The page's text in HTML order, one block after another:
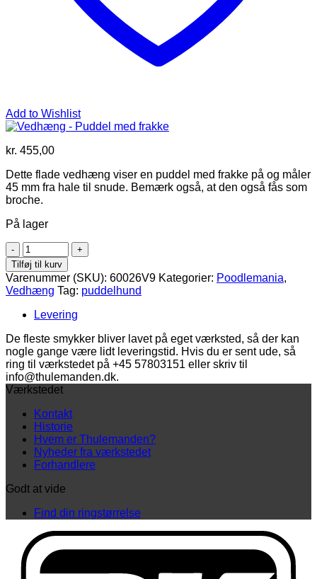
Add to Wishlist
kr. 455,00
Dette flade vedhæng viser en puddel med frakke på og måler
45 mm fra hale til snude. Bemærk også, at den også fås som
broche.
På lager
Vedhæng
-
Puddel
med
frakke
antal
Tilføj til kurv
Varenummer (SKU): 60026V9 Kategorier: Poodlemania,
Vedhæng Tag: puddelhund
Levering
De fleste smykker bliver lavet på eget værksted, så der kan
nogle gange være lidt leveringstid. Hvis du er sent ude, så
ring til værkstedet på +45 57803151 eller skriv til
info@thulemanden.dk.
Værkstedet
Kontakt
Historie
Hvem er Thulemanden?
Nyheder fra værkstedet
Forhandlere
Godt at vide
Find din ringstørrelse